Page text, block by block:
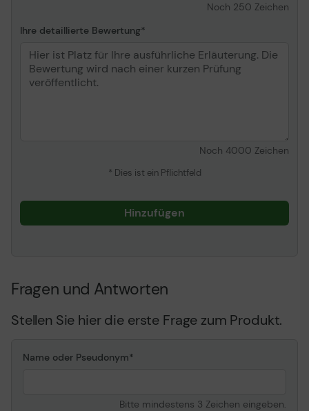
Noch 250 Zeichen
Ihre detaillierte Bewertung
Noch 4000 Zeichen
* Dies ist ein Pflichtfeld
Hinzufügen
Fragen und Antworten
Stellen Sie hier die erste Frage zum Produkt.
Name oder Pseudonym
Bitte mindestens 3 Zeichen eingeben.